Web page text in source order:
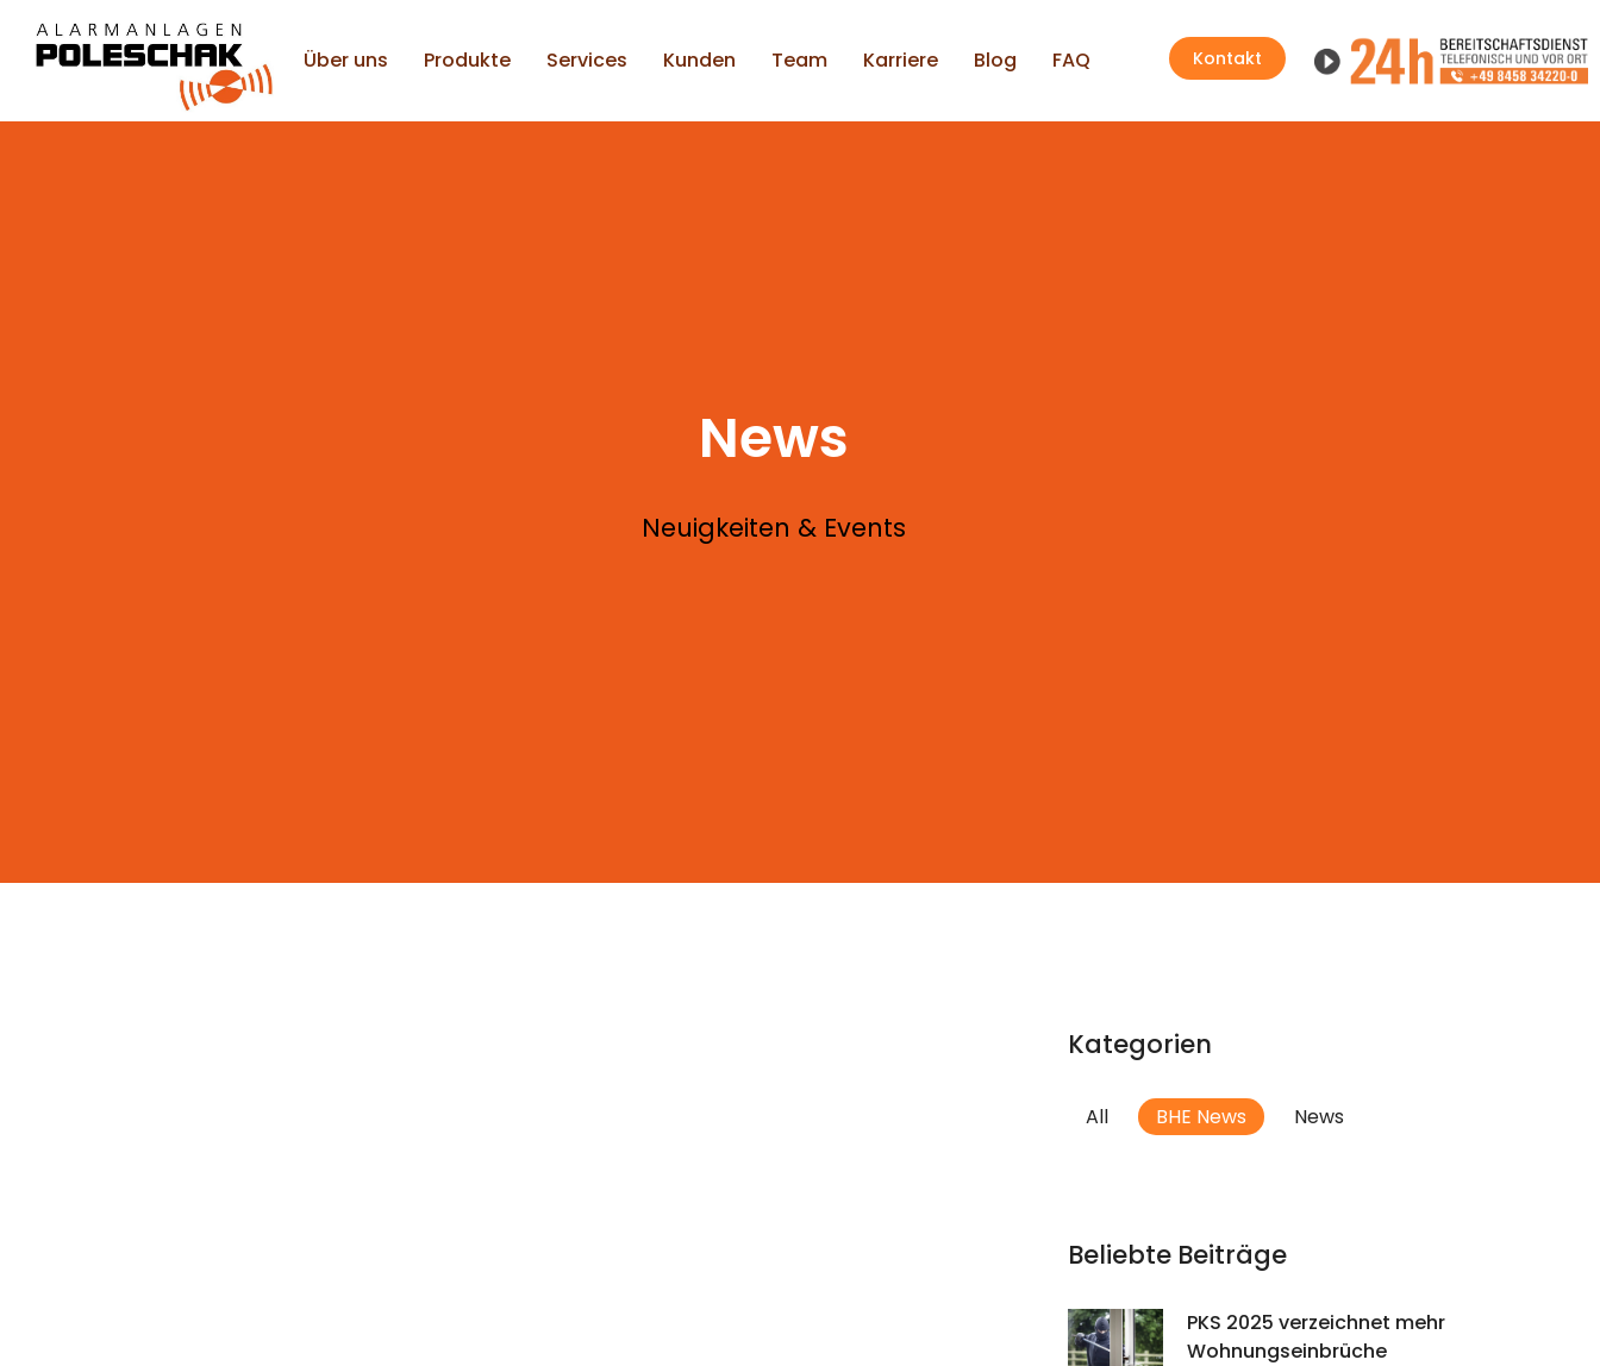
Über uns Produkte Services Kunden Team Karriere Blog FAQ Kontakt
News
Neuigkeiten & Events
Kategorien
All BHE News News
Beliebte Beiträge
PKS 2025 verzeichnet mehr
Wohnungseinbrüche